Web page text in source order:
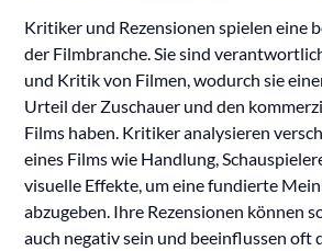
Kritiker und Rezensionen spielen eine
der Filmbranche. Sie sind
und Kritik von Filmen, wodurch sie
Urteil der Zuschauer und den
Films haben. Kritiker analysieren
eines Films wie Handlung,
visuelle Effekte, um eine fundierte
abzugeben. Ihre Rezensionen können
auch negativ sein und beeinflussen oft